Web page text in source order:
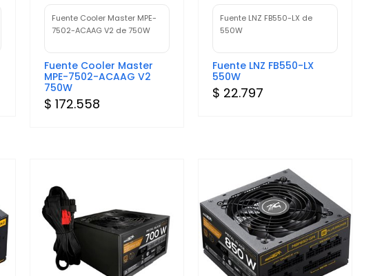
Fuente Cooler Master MPE-
7502-ACAAG V2 de 750W
Fuente Cooler Master
MPE-7502-ACAAG V2
750W
$ 172.558
Fuente LNZ FB550-LX de
550W
Fuente LNZ FB550-LX
550W
$ 22.797